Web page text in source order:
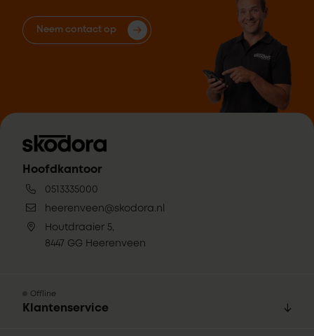
Neem contact op
Hoofdkantoor
0513335000
heerenveen@skodora.nl
Houtdraaier 5,
8447 GG Heerenveen
Offline
Klantenservice